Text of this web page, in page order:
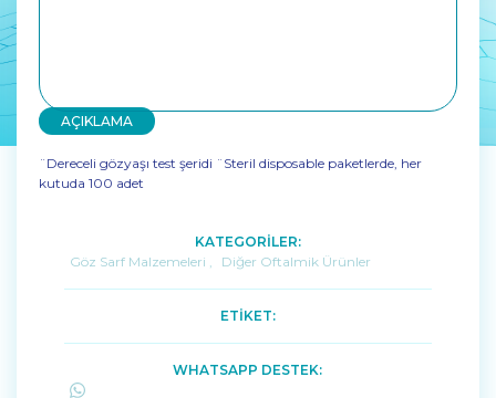
AÇIKLAMA
¨Dereceli gözyaşı test şeridi ¨Steril disposable paketlerde, her
kutuda 100 adet
KATEGORİLER:
Göz Sarf Malzemeleri
Diğer Oftalmik Ürünler
ETİKET:
WHATSAPP DESTEK: